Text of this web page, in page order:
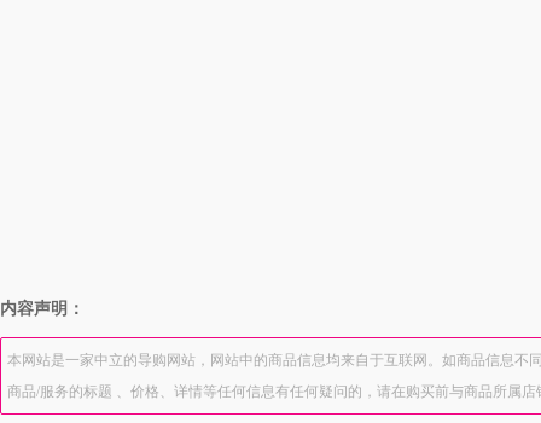
内容声明：
本网站是一家中立的导购网站，网站中的商品信息均来自于互联网。如商品信息
商品/服务的标题 、价格、详情等任何信息有任何疑问的，请在购买前与商品所属